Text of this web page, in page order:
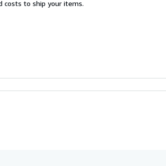
costs to ship your items.